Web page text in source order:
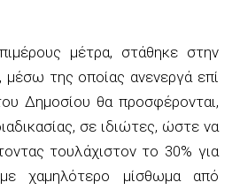
μέτρα, στάθηκε στην
μέσω της οποίας ανενεργά επί
Δημοσίου θα προσφέρονται,
σε ιδιώτες, ώστε να
τουλάχιστον το 30% για
με χαμηλότερο μίσθωμα από